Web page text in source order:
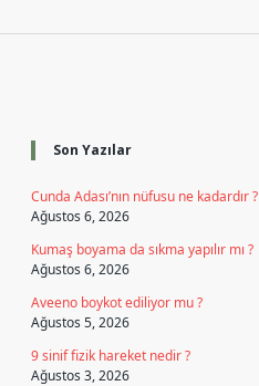
Son Yazılar
Cunda Adası’nın nüfusu ne kadardır ?
Ağustos 6, 2026
Kumaş boyama da sıkma yapılır mı ?
Ağustos 6, 2026
Aveeno boykot ediliyor mu ?
Ağustos 5, 2026
9 sinif fizik hareket nedir ?
Ağustos 3, 2026